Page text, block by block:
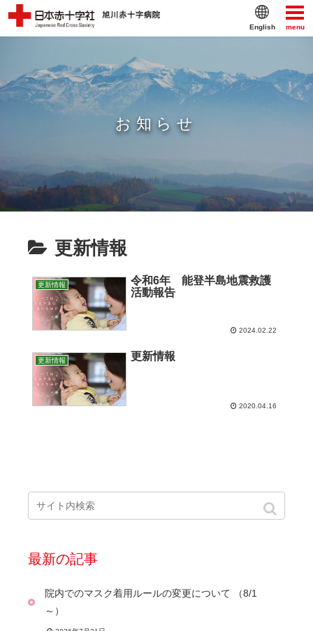
menu
English
お知らせ
更新情報
更新情報
令和6年 能登半島地震救護
活動報告
2024.02.22
更新情報 更新情報
2020.04.16
最新の記事
院内でのマスク着用ルールの変更について （8/1
～）